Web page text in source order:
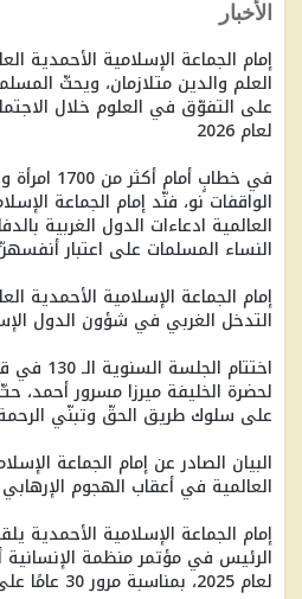
الأخبار
إمام الجماعة الإسلامية الأحمدية
العلم والدين متلازمان، ويحثّ
على التفوّق في العلوم خلال
لعام 2026
في خطابٍ أمام
الواقفات نو، فنّد إمام الجماعة
العالمية ادعاءات الدول الغربية
النساء المسلمات على اعتبار
إمام الجماعة الإسلامية الأحمدية
التدخل الغربي في شؤون الدول
اختتام
لحضرة الخليفة ميرزا ​​مسرور أحمد،
على سلوك طريق الحقّ وتبنّي
البيان الصادر عن إمام الجماعة
العالمية في أعقاب الهجوم
إمام الجماعة الإسلامية الأحمدية
الرئيس في مؤتمر منظمة الإنسانية
لعام 2025، بمناسبة مرور 30 ​​عامًا على تأسيسها